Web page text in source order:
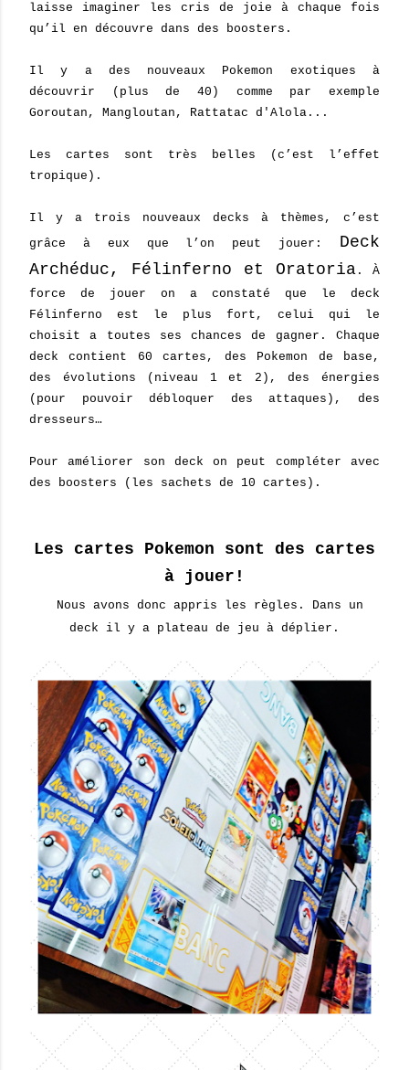
laisse imaginer les cris de joie à chaque fois
qu’il en découvre dans des boosters.
Il y a des nouveaux Pokemon exotiques à
découvrir (plus de 40) comme par exemple
Goroutan, Mangloutan, Rattatac d'Alola...
Les cartes sont très belles (c’est l’effet
tropique).
Il y a trois nouveaux decks à thèmes, c’est
grâce à eux que l’on peut jouer: Deck
Archéduc, Félinferno et Oratoria . À
force de jouer on a constaté que le deck
Félinferno est le plus fort, celui qui le
choisit a toutes ses chances de gagner. Chaque
deck contient 60 cartes, des Pokemon de base,
des évolutions (niveau 1 et 2), des énergies
(pour pouvoir débloquer des attaques), des
dresseurs…
Pour améliorer son deck on peut compléter avec
des boosters (les sachets de 10 cartes).
Les cartes Pokemon sont des cartes
à jouer!
Nous avons donc appris les règles. Dans un
deck il y a plateau de jeu à déplier.